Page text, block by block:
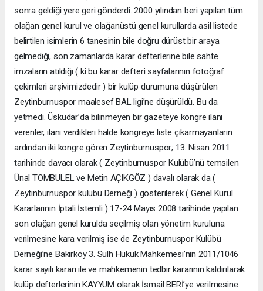
sonra geldiği yere geri gönderdi. 2000 yılından beri yapılan tüm
olağan genel kurul ve olağanüstü genel kurullarda asil listede
belirtilen isimlerin 6 tanesinin bile doğru dürüst bir araya
gelmediği, son zamanlarda karar defterlerine bile sahte
imzaların atıldığı ( ki bu karar defteri sayfalarının fotoğraf
çekimleri arşivimizdedir ) bir kulüp durumuna düşürülen
Zeytinburnuspor maalesef BAL ligi’ne düşürüldü. Bu da
yetmedi. Üsküdar’da bilinmeyen bir gazeteye kongre ilanı
verenler, ilanı verdikleri halde kongreye liste çıkarmayanların
ardından iki kongre gören Zeytinburnuspor; 13. Nisan 2011
tarihinde davacı olarak ( Zeytinburnuspor Kulübü’nü temsilen
Ünal TOMBULEL ve Metin AÇIKGÖZ ) davalı olarak da (
Zeytinburnuspor kulübü Derneği ) gösterilerek ( Genel Kurul
Kararlarının İptali İstemli ) 17-24 Mayıs 2008 tarihinde yapılan
son olağan genel kurulda seçilmiş olan yönetim kuruluna
verilmesine kara verilmiş ise de Zeytinburnuspor Kulübü
Derneği’ne Bakırköy 3. Sulh Hukuk Mahkemesi’nin 2011/1046
karar sayılı kararı ile ve mahkemenin tedbir kararının kaldırılarak
kulüp defterlerinin KAYYUM olarak İsmail BERİ’ye verilmesine